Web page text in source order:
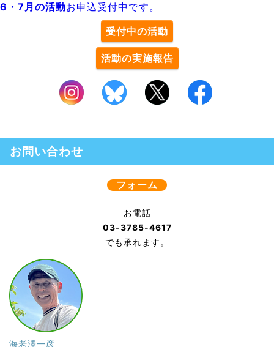
6・7月の活動お申込受付中です。
受付中の活動
活動の実施報告
お問い合わせ
フォーム
お電話
03-3785-4617
でも承れます。
海老澤一彦